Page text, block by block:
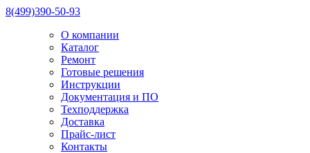
8(499)390-50-93
О компании
Каталог
Ремонт
Готовые решения
Инструкции
Документация и ПО
Техподдержка
Доставка
Прайс-лист
Контакты